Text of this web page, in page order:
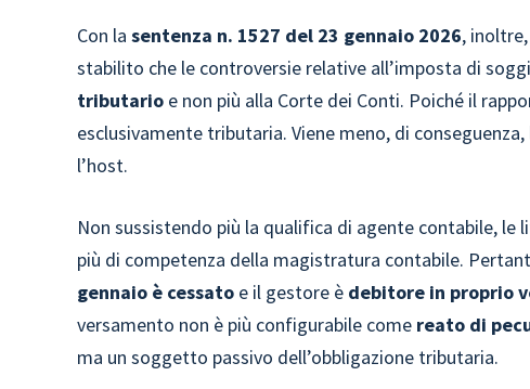
Con lasentenza n. 1527 del 23 gennaio 2026,
stabilito che le controversie relative all’imposta di
tributario e non più alla Corte dei Conti. Poiché il
esclusivamente tributaria. Viene meno, di
l’host.
Non sussistendo più la qualifica di agente contabile,
più di competenza della magistratura contabile.
gennaio è cessato e il gestore è debitore in proprio
versamento non è più configurabile come reato di
ma un soggetto passivo dell’obbligazione tributaria.